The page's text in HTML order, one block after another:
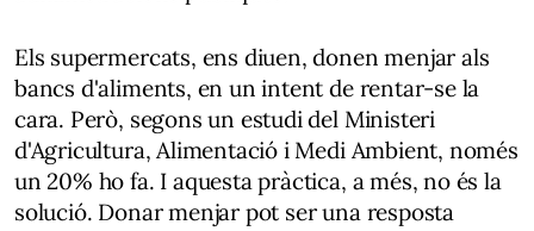
Els supermercats, ens diuen, donen menjar als
bancs d'aliments, en un intent de rentar-se la
cara. Però, segons un estudi del Ministeri
d'Agricultura, Alimentació i Medi Ambient, només
un 20% ho fa. I aquesta pràctica, a més, no és la
solució. Donar menjar pot ser una resposta